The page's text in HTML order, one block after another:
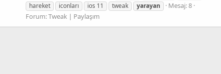
hareket
iconları ios 11 tweak yarayan
Mesaj: 8
Forum:Tweak | Paylaşım